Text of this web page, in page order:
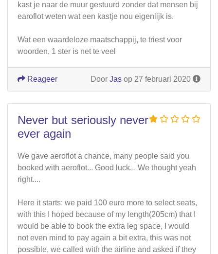
kast je naar de muur gestuurd zonder dat mensen bij
earoflot weten wat een kastje nou eigenlijk is.
Wat een waardeloze maatschappij, te triest voor
woorden, 1 ster is net te veel
Door Jas op 27 februari 2020
Reageer
Never but seriously never
ever again
We gave aeroflot a chance, many people said you
booked with aeroflot... Good luck... We thought yeah
right....
Here it starts: we paid 100 euro more to select seats,
with this I hoped because of my length(205cm) that I
would be able to book the extra leg space, I would
not even mind to pay again a bit extra, this was not
possible, we called with the airline and asked if they